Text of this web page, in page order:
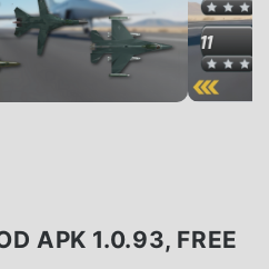
APK 1.0.93, FREE